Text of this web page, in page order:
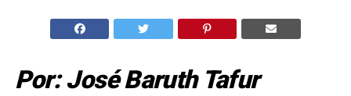
Por: José Baruth Tafur